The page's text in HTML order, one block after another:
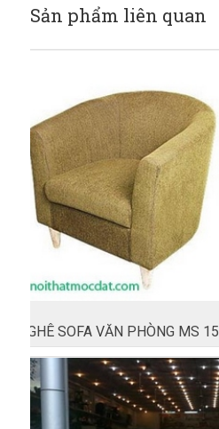
Sản phẩm liên quan
GHÊ SOFA VĂN PHÒNG MS 15